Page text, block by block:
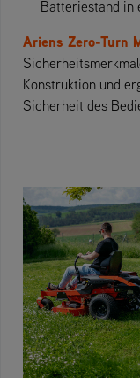
Batteriestand in
Ariens Zero-Turn
Konstruktion und
Sicherheit des